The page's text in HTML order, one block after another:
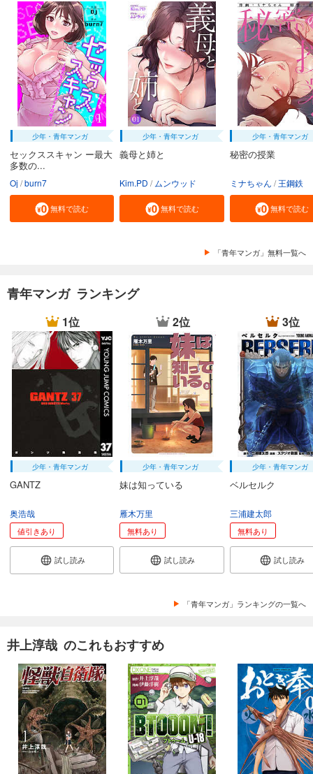
少年・青年マンガ
セックススキャン ー最大
多数の...
Oj burn7
無料で読む
少年・青年マンガ
義母と姉と
Kim.PD ムンウッド
無料で読む
少年・青年マンガ
秘密の授業
ミナちゃん 王鋼鉄
無料で読む
「青年マンガ」無料一覧へ
青年マンガ ランキング
1位
少年・青年マンガ
GANTZ
奥浩哉
値引きあり
試し読み
2位
少年・青年マンガ
妹は知っている
雁木万里
無料あり
試し読み
3位
少年・青年マンガ
ベルセルク
三浦建太郎
無料あり
試し読み
「青年マンガ」ランキングの一覧へ
井上淳哉 のこれもおすすめ